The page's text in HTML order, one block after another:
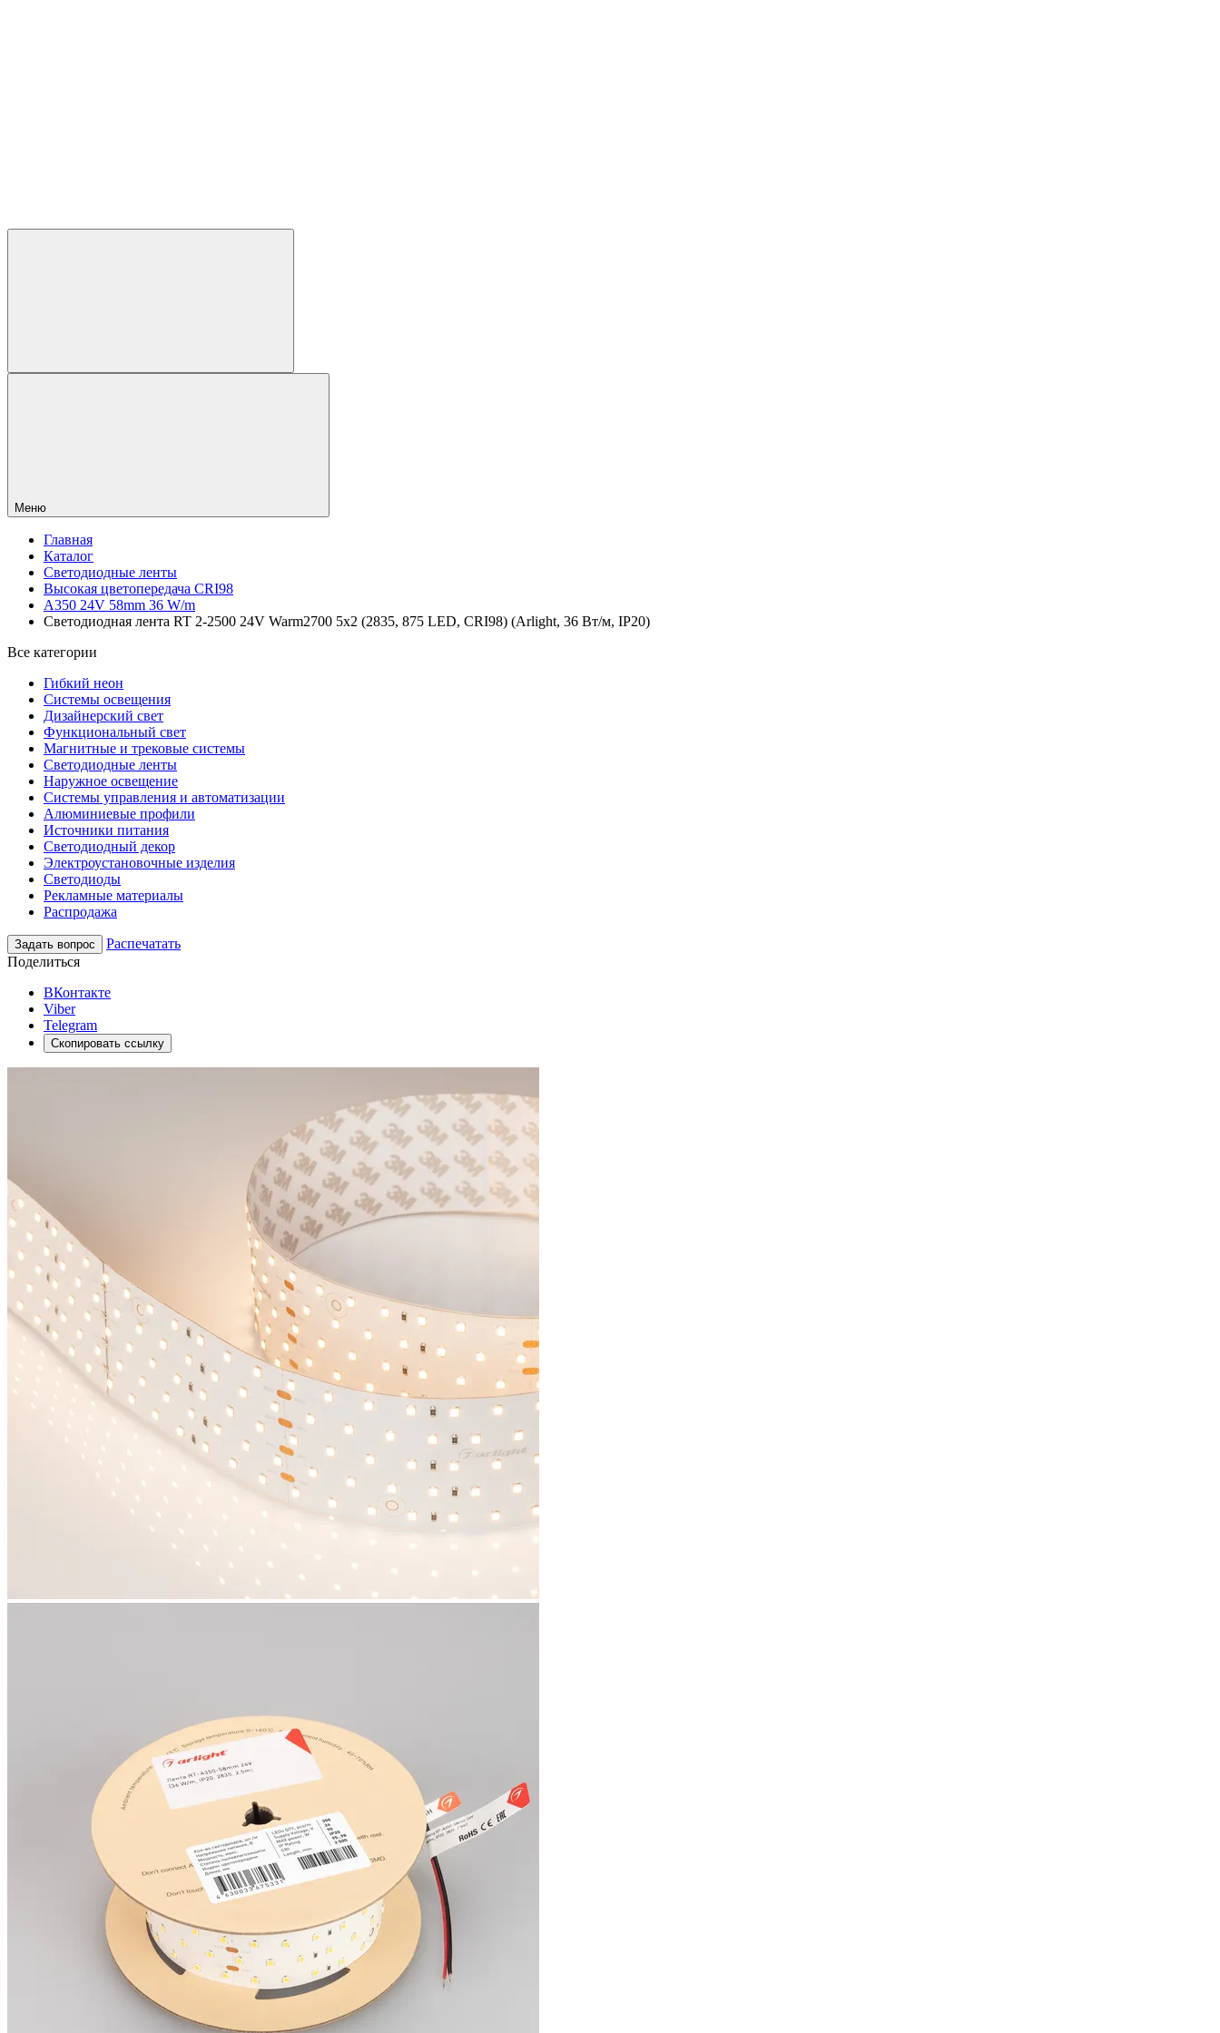
Меню
Главная
Каталог
Светодиодные ленты
Высокая цветопередача CRI98
A350 24V 58mm 36 W/m
Светодиодная лента RT 2-2500 24V Warm2700 5x2 (2835, 875 LED, CRI98) (Arlight, 36 Вт/м, IP20)
Все категории
Гибкий неон
Системы освещения
Дизайнерский свет
Функциональный свет
Магнитные и трековые системы
Светодиодные ленты
Наружное освещение
Системы управления и автоматизации
Алюминиевые профили
Источники питания
Светодиодный декор
Электроустановочные изделия
Светодиоды
Рекламные материалы
Распродажа
Задать вопрос
Распечатать
Поделиться
ВКонтакте
Viber
Telegram
Скопировать ссылку